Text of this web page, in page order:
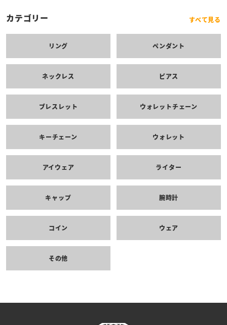
カテゴリー すべて見る
リング ペンダント
ネックレス ピアス
ブレスレット ウォレットチェーン
キーチェーン ウォレット
アイウェア ライター
キャップ 腕時計
コイン ウェア
その他